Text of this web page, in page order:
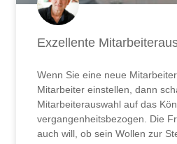
Exzellente
Wenn Sie eine neue
Mitarbeiter einstellen, dann
Mitarbeiterauswahl auf das
vergangenheitsbezogen. Die
auch will, ob sein Wollen zur